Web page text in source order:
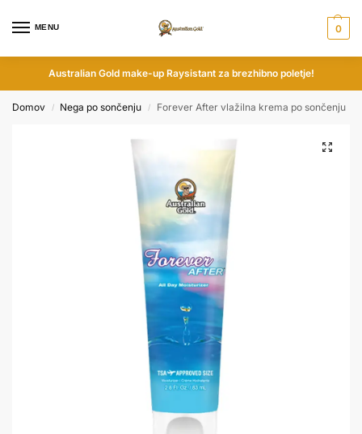
MENU 0
Australian Gold make-up Raysistant za brezhibno poletje!
Domov / Nega po sončenju / Forever After vlažilna krema po sončenju